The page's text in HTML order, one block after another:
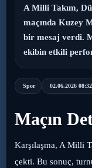
Sağlık
Yaşam
A Milli Takım,
maçında Kuzey
bir mesaj verdi.
ekibin etkili
Spor 02.06.2026 08:32
Maçın
Karşılaşma, A Milli
çekti. Bu sonuç,